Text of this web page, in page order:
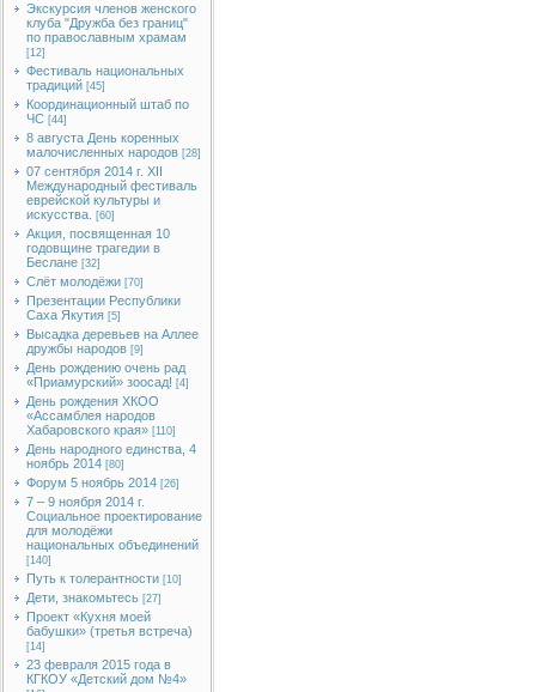
Экскурсия членов женского
клуба "Дружба без границ"
по православным храмам
[12]
Фестиваль национальных
традиций [45]
Координационный штаб по
ЧС [44]
8 августа День коренных
малочисленных народов [28]
07 сентября 2014 г. XII
Международный фестиваль
еврейской культуры и
искусства.
[60]
Акция, посвященная 10
годовщине трагедии в
Беслане [32]
Слёт молодёжи [70]
Презентации Республики
Саха Якутия [5]
Высадка деревьев на Аллее
дружбы народов [9]
День рождению очень рад
«Приамурский» зоосад! [4]
День рождения ХКОО
«Ассамблея народов
Хабаровского края» [110]
День народного единства, 4
ноябрь 2014 [80]
Форум 5 ноябрь 2014 [26]
7 – 9 ноября 2014 г.
Социальное проектирование
для молодёжи
национальных объединений
[140]
Путь к толерантности [10]
Дети, знакомьтесь [27]
Проект «Кухня моей
бабушки» (третья встреча)
[14]
23 февраля 2015 года в
КГКОУ «Детский дом №4»